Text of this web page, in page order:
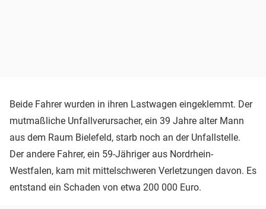
Beide Fahrer wurden in ihren Lastwagen eingeklemmt. Der
mutmaßliche Unfallverursacher, ein 39 Jahre alter Mann
aus dem Raum Bielefeld, starb noch an der Unfallstelle.
Der andere Fahrer, ein 59-Jähriger aus Nordrhein-
Westfalen, kam mit mittelschweren Verletzungen davon. Es
entstand ein Schaden von etwa 200 000 Euro.